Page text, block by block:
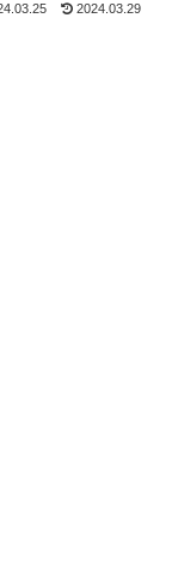
2024.03.29